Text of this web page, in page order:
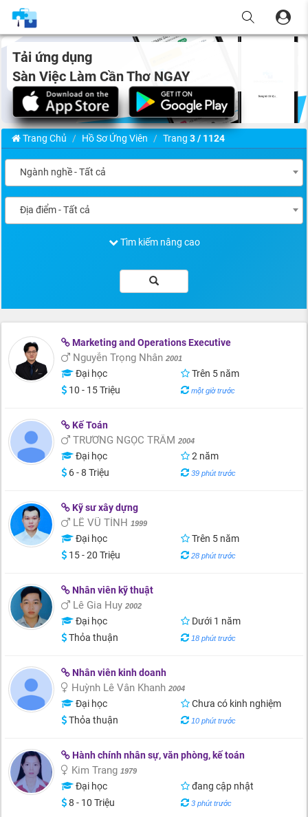
Tải ứng dụng
Sàn Việc Làm Cần Thơ NGAY
Trang Chủ Hồ Sơ Ứng Viên Trang 3 / 1124
Ngành nghề - Tất cả
Địa điểm - Tất cả
Tìm kiếm nâng cao
Marketing and Operations Executive
Nguyễn Trọng Nhân 2001
Đại học
Trên 5 năm
10 - 15 Triệu
một giờ trước
Kế Toán
TRƯƠNG NGỌC TRÂM 2004
Đại học
2 năm
6 - 8 Triệu
39 phút trước
Kỹ sư xây dựng
LÊ VŨ TÍNH 1999
Đại học
Trên 5 năm
15 - 20 Triệu
28 phút trước
Nhân viên kỹ thuật
Lê Gia Huy 2002
Đại học
Dưới 1 năm
Thỏa thuận
18 phút trước
Nhân viên kinh doanh
Huỳnh Lê Vân Khanh 2004
Đại học
Chưa có kinh nghiệm
Thỏa thuận
10 phút trước
Hành chính nhân sự, văn phòng, kế toán
Kim Trang 1979
Đại học
đang cập nhật
8 - 10 Triệu
3 phút trước